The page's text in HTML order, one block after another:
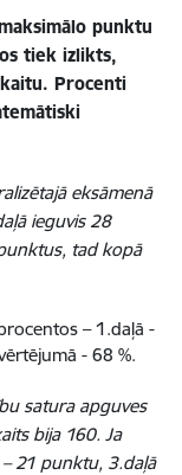
punktu
tiek izlikts,
Procenti
eksāmenā
ieguvis 28
tad kopā
– 1.daļā -
- 68 %.
satura apguves
bija 160. Ja
21 punktu, 3.daļā